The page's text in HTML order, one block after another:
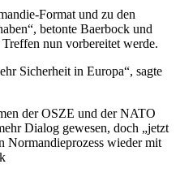
Format und zu den
betonte Baerbock und
nun vorbereitet werde.
Sicherheit in Europa“, sagte
der OSZE und der NATO
Dialog gewesen, doch „jetzt
Normandieprozess wieder mit